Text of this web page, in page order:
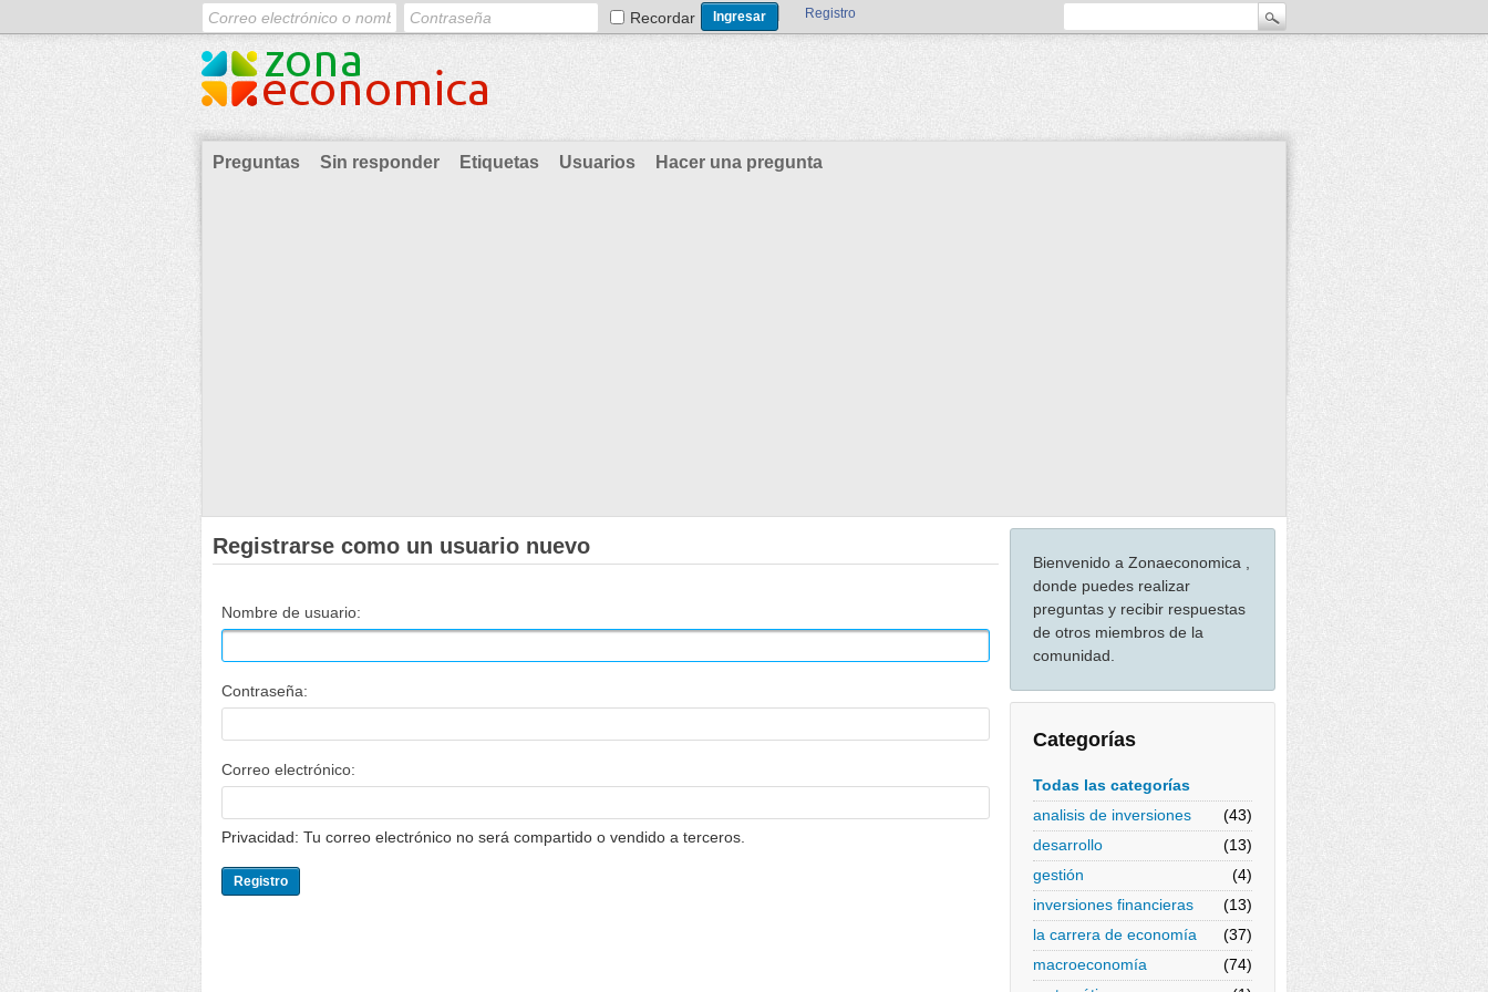
Recordar Registro
Preguntas Sin responder Etiquetas Usuarios Hacer una pregunta
Bienvenido a Zonaeconomica ,
donde puedes realizar
preguntas y recibir respuestas
de otros miembros de la
comunidad.
Categorías
Todas las categorías
analisis de inversiones
(43)
desarrollo
(13)
gestión
(4)
inversiones financieras
(13)
la carrera de economía
(37)
macroeconomía
(74)
Registrarse como un usuario nuevo
Nombre de usuario:
Contraseña:
Correo electrónico:
Privacidad: Tu correo electrónico no será compartido o vendido a terceros.